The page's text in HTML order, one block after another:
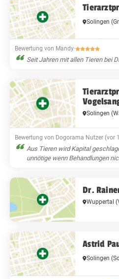
Solingen
Bewertung von Mandy·
Seit Jahren mit allen Tieren bei
Solingen
Bewertung von Dogorama Nutzer (vor
Aus Tieren wird Kapital
unnötige wenn Behandlungen
Dr.
Wuppertal
Astrid
Solingen